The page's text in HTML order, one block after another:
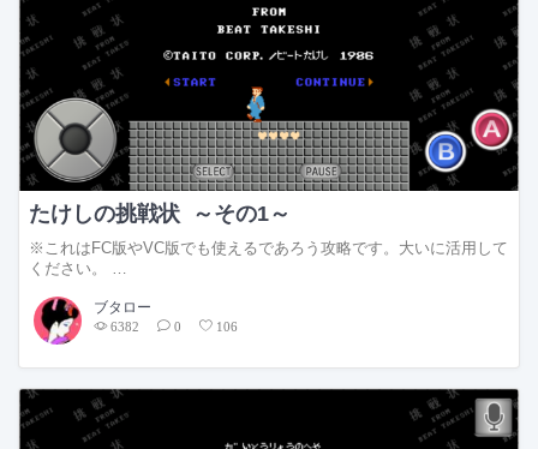
たけしの挑戦状 ～その1～
※これはFC版やVC版でも使えるであろう攻略です。大いに活用して
ください。 …
ブタロー
6382 0 106